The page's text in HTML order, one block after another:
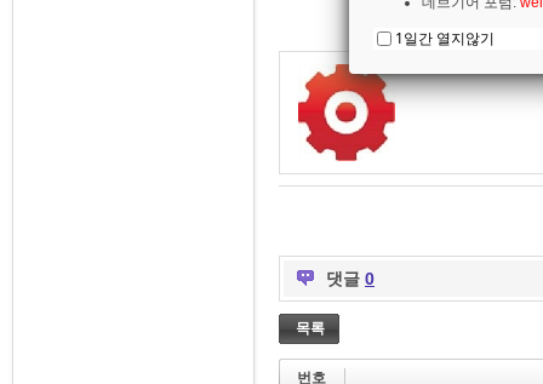
댓글 0
목록
번호
1일간 열지않기